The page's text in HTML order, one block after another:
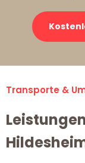
Transporte &